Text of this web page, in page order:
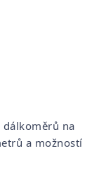
na
a možností